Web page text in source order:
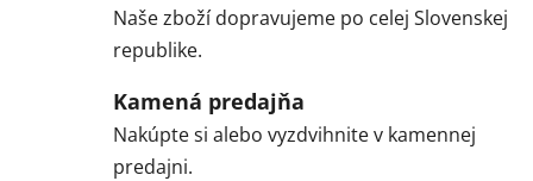
Naše zboží dopravujeme po celej Slovenskej
republike.
Kamená predajňa
Nakúpte si alebo vyzdvihnite v kamennej
predajni.